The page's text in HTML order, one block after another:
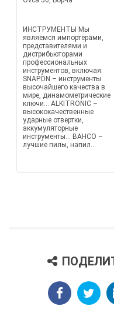
ИНСТРУМЕНТЫ Мы
являемся импортёрами,
представителями и
дистрибьюторами
профессиональных
инструментов, включая:
SNAPON – инструменты
высочайшего качества в
мире, динамометрические
ключи... ALKITRONIC –
высококачественные
ударные отвертки,
аккумуляторные
инструменты... BAHCO –
лучшие пилы, напил...